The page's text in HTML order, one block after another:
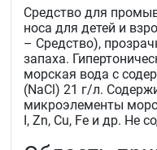
Средство для
носа для детей и
– Средство),
запаха.
морская вода с
(NaCl) 21 г/л.
микроэлементы
I, Zn, Cu, Fe и др. Не